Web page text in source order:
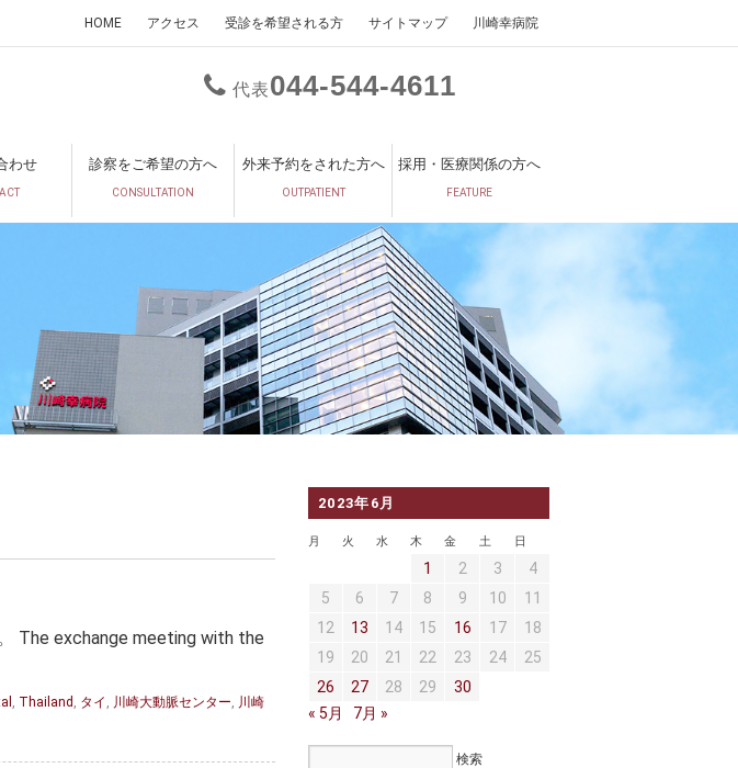
HOME アクセス 受診を希望される方 サイトマップ 川崎幸病院
代表044 544 4611
わせ 診察をご希望の方へ
CONSULTATION
外来予約をされた方へ
OUTPATIENT
採用・医療関係の方へ
FEATURE
The exchange meeting with the
, Thailand , タイ , 川崎大動脈センター, 川崎
2023年6月
月 火 水 木 金 土 日
1 2 3
4
5
6 7 8 9 10
11
12
13 14 15 16 17
18
19
20 21 22 23 24
25
26
27 28 29
30
« 5月
7月 »